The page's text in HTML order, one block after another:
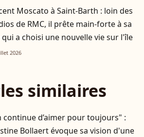
Moscato à Saint-Barth : loin des
de RMC, il prête main-forte à sa
a choisi une nouvelle vie sur l'île
2026
similaires
continue d’aimer pour toujours" :
Bollaert évoque sa vision d'une